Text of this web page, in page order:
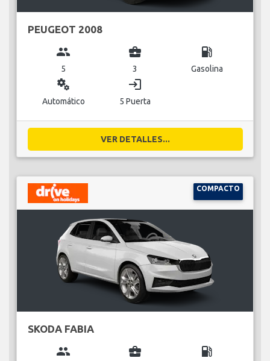
PEUGEOT 2008
group
5
business_center
3
local_gas_station
Gasolina
miscellaneous_services
Automático
login
5 Puerta
VER DETALLES...
COMPACTO
SKODA FABIA
group business_center local_gas_station